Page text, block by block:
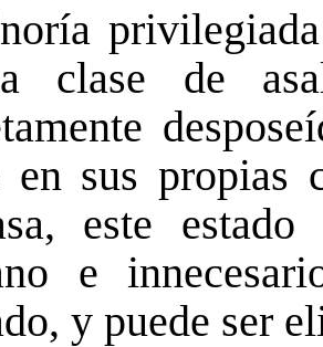
clase de
en sus propias
este
e
y puede ser